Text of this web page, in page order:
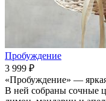
Пробуждение
3 999 ₽
«Пробуждение» —
В ней собраны сочные